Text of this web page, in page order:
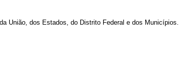
União, dos Estados, do Distrito Federal e dos Municípios.